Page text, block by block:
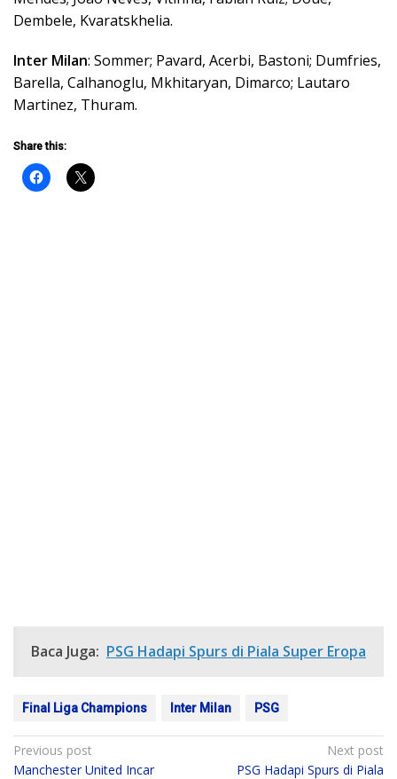
Dembele, Kvaratskhelia.
Inter Milan: Sommer; Pavard, Acerbi, Bastoni; Dumfries,
Barella, Calhanoglu, Mkhitaryan, Dimarco; Lautaro
Martinez, Thuram.
Share this:
Baca Juga: PSG Hadapi Spurs di Piala Super Eropa
Final Liga Champions Inter Milan PSG
Post
Previous post
Manchester United Incar
Next post
PSG Hadapi Spurs di Piala